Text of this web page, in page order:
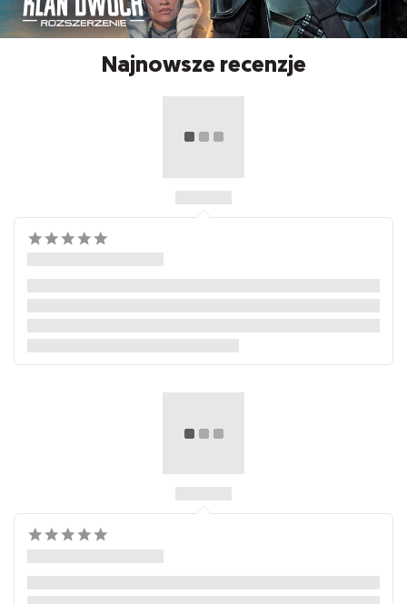
Najnowsze recenzje